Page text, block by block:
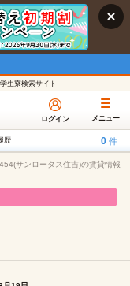
生寮検索サイト
ログイン メニュー
歴 0 件
サンロータス住吉)の賃貸情報